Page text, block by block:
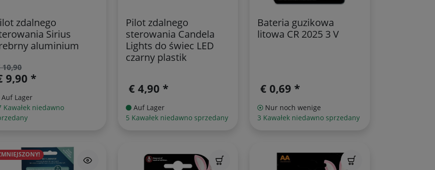
zdalnego
Sirius
aluminium
10,90
9,90 *
Auf Lager
Kawałek niedawno
Pilot zdalnego
sterowania Candela
Lights do świec LED
czarny plastik
€ 4,90 *
Auf Lager
5 Kawałek niedawno sprzedany
Bateria guzikowa
litowa CR 2025 3 V
€ 0,69 *
Nur noch wenige
3 Kawałek niedawno sprzedany